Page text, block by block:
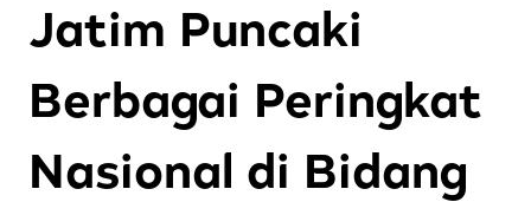
Jatim Puncaki
Berbagai Peringkat
Nasional di Bidang